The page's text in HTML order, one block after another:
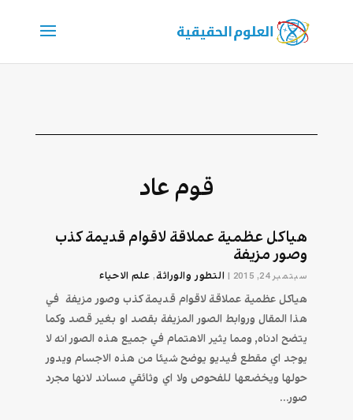
قوم عاد
هياكل عظمية عملاقة لاقوام قديمة كذب
وصور مزيفة
سبتمبر 24, 2015 | التطور والوراثة, علم الاحیاء
هياكل عظمية عملاقة لاقوام قديمة كذب وصور مزيفة في
هذا المقال وروابط الصور المزيفة بقصد او بغير قصد وكما
يتضح ادناه, ومما يثير الاهتمام في جميع هذه الصور انه لا
يوجد اي مقطع فيديو يوضح شيئا من هذه الاجسام ويدور
حولها ويخضعها للفحوص ولا اي وثائقي مساند لانها مجرد
صور...